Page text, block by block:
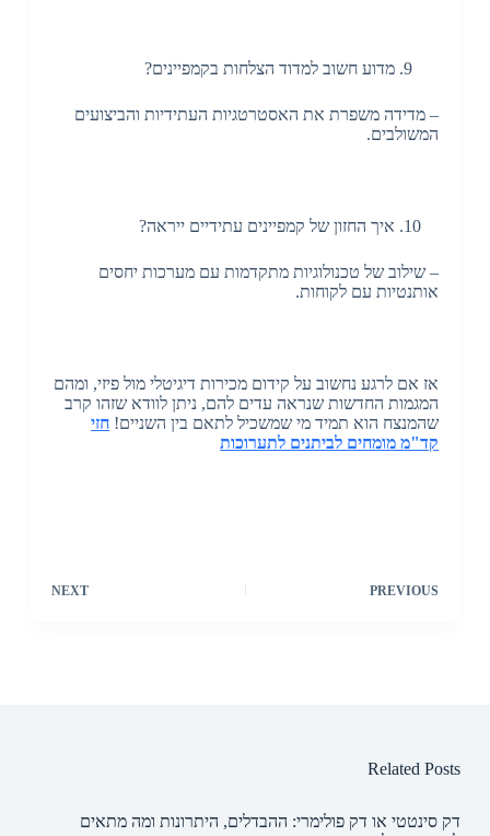
מדוע חשוב למדוד הצלחות בקמפיינים?
– מדידה משפרת את האסטרטגיות העתידיות והביצועים
המשולבים.
איך החזון של קמפיינים עתידיים ייראה?
– שילוב של טכנולוגיות מתקדמות עם מערכות יחסים
אותנטיות עם לקוחות.
אז אם לרגע נחשוב על קידום מכירות דיגיטלי מול פיזי, ומהם
המגמות החדשות שנראה עדים להם, ניתן לוודא שזהו קרב
שהמנצח הוא תמיד מי שמשכיל לתאם בין השניים! חזי
קד"מ מומחים לביתנים לתערוכות
PREVIOUS
NEXT
Related Posts
דק סינטטי או דק פולימרי: ההבדלים, היתרונות ומה מתאים